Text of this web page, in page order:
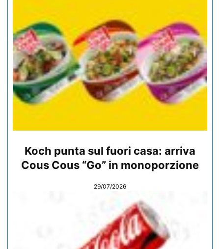
Koch punta sul fuori casa: arriva
Cous Cous “Go” in monoporzione
29/07/2026